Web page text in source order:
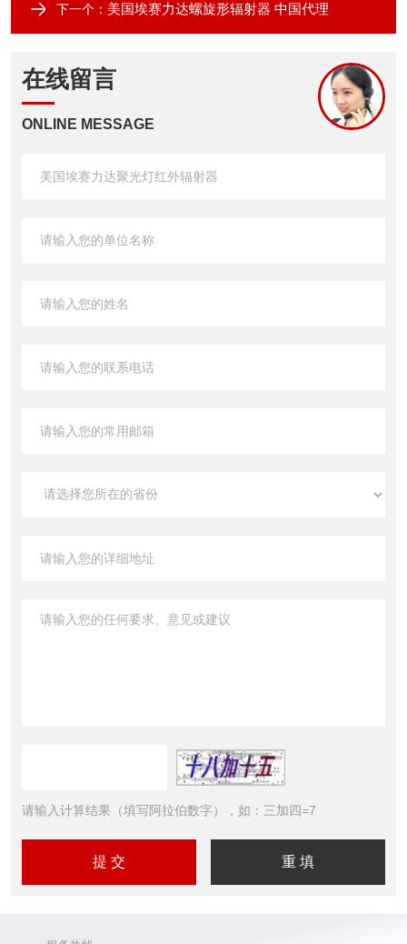
下一个： 美国埃赛力达螺旋形辐射器 中国代理
在线留言
ONLINE MESSAGE
请输入计算结果（填写阿拉伯数字），如：三加四=7